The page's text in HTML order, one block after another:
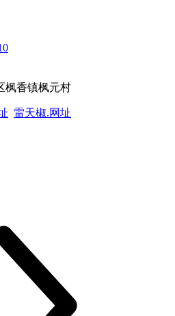
枫香镇枫元村
雷天椒.网址